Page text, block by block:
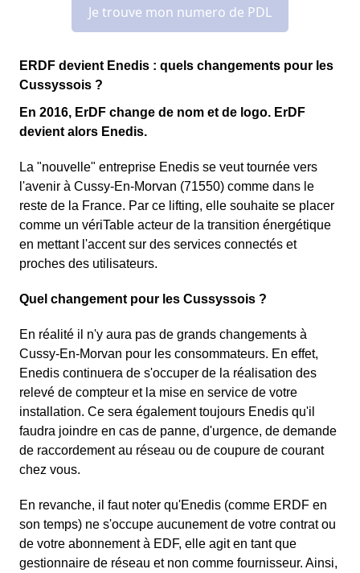
ERDF devient Enedis : quels changements pour les
Cussyssois ?
En 2016, ErDF change de nom et de logo. ErDF
devient alors Enedis.
La "nouvelle" entreprise Enedis se veut tournée vers
l'avenir à Cussy-En-Morvan (71550) comme dans le
reste de la France. Par ce lifting, elle souhaite se placer
comme un vériTable acteur de la transition énergétique
en mettant l'accent sur des services connectés et
proches des utilisateurs.
Quel changement pour les Cussyssois ?
En réalité il n'y aura pas de grands changements à
Cussy-En-Morvan pour les consommateurs. En effet,
Enedis continuera de s'occuper de la réalisation des
relevé de compteur et la mise en service de votre
installation. Ce sera également toujours Enedis qu'il
faudra joindre en cas de panne, d'urgence, de demande
de raccordement au réseau ou de coupure de courant
chez vous.
En revanche, il faut noter qu'Enedis (comme ERDF en
son temps) ne s'occupe aucunement de votre contrat ou
de votre abonnement à EDF, elle agit en tant que
gestionnaire de réseau et non comme fournisseur. Ainsi,